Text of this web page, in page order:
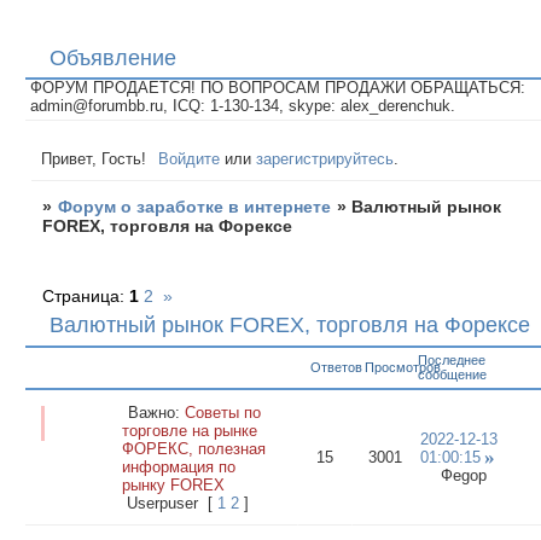
Объявление
ФОРУМ ПРОДАЕТСЯ! ПО ВОПРОСАМ ПРОДАЖИ ОБРАЩАТЬСЯ:
admin@forumbb.ru, ICQ: 1-130-134, skype: alex_derenchuk.
Привет, Гость! Войдите илизарегистрируйтесь
» Форум о заработке в интернете » Валютный рынок
FOREX, торговля на Форексе
Валютный рынок FOREX, торговля на Форексе
Страница: 1 2 »
Ответов ПросмотровПоследнее
сообщение
Важно: Советы по
торговле на рынке
ФОРЕКС, полезная
информация по
рынку FOREX
Userpuser
[ 1 2 ]
15 3001
2022-12-13
01:00:15
Феgop